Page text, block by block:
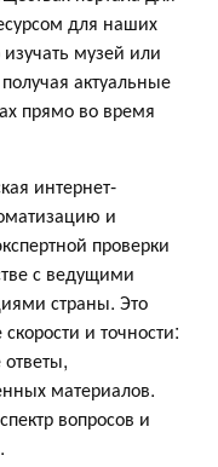
для наших
музей или
актуальные
прямо во время
интернет-
и
проверки
с ведущими
страны. Это
и точности:
материалов.
вопросов и